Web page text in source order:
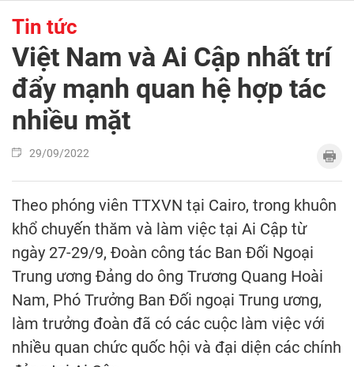
Tin tức
Việt Nam và Ai Cập nhất trí
đẩy mạnh quan hệ hợp tác
nhiều mặt
29/09/2022
Theo phóng viên TTXVN tại Cairo, trong khuôn
khổ chuyến thăm và làm việc tại Ai Cập từ
ngày 27-29/9, Đoàn công tác Ban Đối Ngoại
Trung ương Đảng do ông Trương Quang Hoài
Nam, Phó Trưởng Ban Đối ngoại Trung ương,
làm trưởng đoàn đã có các cuộc làm việc với
nhiều quan chức quốc hội và đại diện các chính